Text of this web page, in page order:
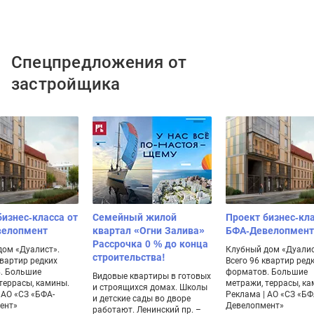
Спецпредложения от
застройщика
класса от
«Дуалист».
редких
Большие
камины.
«СЗ «БФА-
Семейный жилой
квартал «Огни Залива»
Рассрочка 0 % до конца
строительства!
Видовые квартиры в готовых
и строящихся домах. Школы
и детские сады во дворе
работают. Ленинский пр. –
Проект бизнес-
БФА-Девелопмент
Клубный дом
Всего 96 квартир
форматов. Большие
метражи, террасы,
Реклама | АО «СЗ
Девелопмент»